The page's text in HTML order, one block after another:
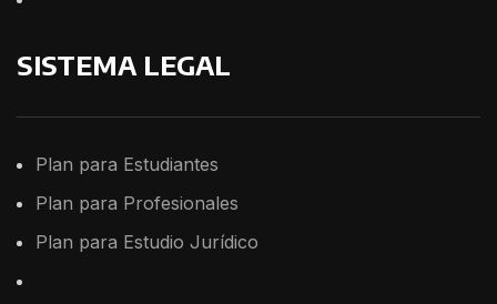
SISTEMA LEGAL
Plan para Estudiantes
Plan para Profesionales
Plan para Estudio Jurídico